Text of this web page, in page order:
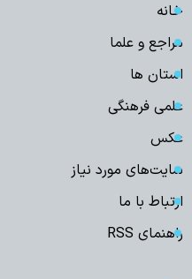
خانه
مراجع و علما
استان ها
علمی فرهنگی
عکس
سایت‌های مورد نیاز
ارتباط با ما
راهنمای RSS